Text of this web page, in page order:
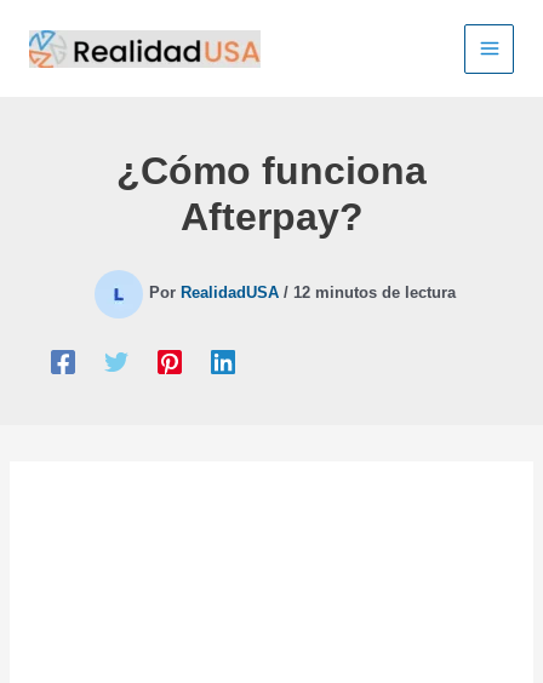
contenido
¿Cómo funciona
Afterpay?
Por RealidadUSA / 12 minutos de lectura